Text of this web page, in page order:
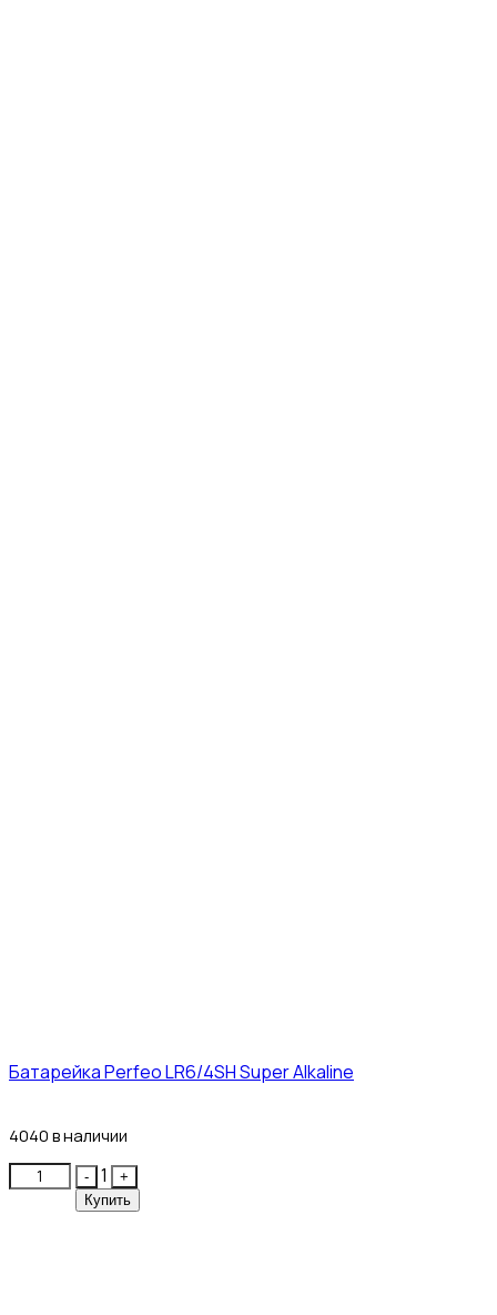
Батарейка Perfeo LR6/4SH Super Alkaline
4040 в наличии
Quantity
- 1
+
Купить